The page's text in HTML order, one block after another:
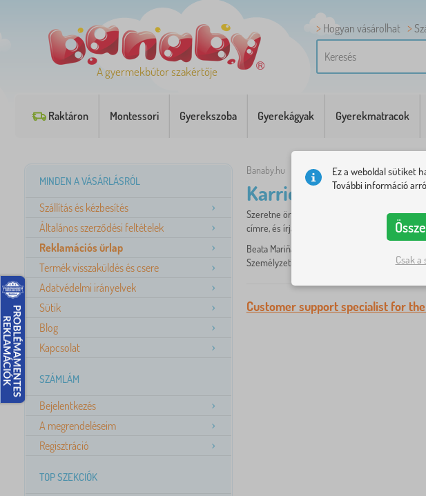
A gyermekbútor szakértője
Hogyan vásárolhat
Raktáron Montessori Gyerekszoba Gyerekágyak Gyerekmatracok
MINDEN A VÁSÁRLÁSRÓL
Szállítás és kézbesítés
Általános szerződési feltételek
Reklamációs űrlap
Termék visszaküldés és csere
Adatvédelmi irányelvek
Sütik
Blog
Kapcsolat
SZÁMLÁM
Bejelentkezés
A megrendeléseim
Regisztráció
TOP SZEKCIÓK
Banaby.hu Karrier - üresedések
Karrier - üresedések
Szeretne örömet okozni a bútorok és a
címre, és írja meg, miért szeretne itt dolgozni.
Beata Mariňak
Személyzeti osztály
Customer support specialist for
Ez a weboldal sütiket
További információ
Csak